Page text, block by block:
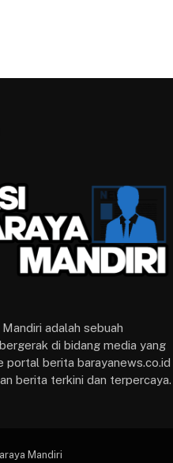
adalah sebuah
di bidang media yang
portal berita barayanews.co.id
berita terkini dan terpercaya.
Mandiri